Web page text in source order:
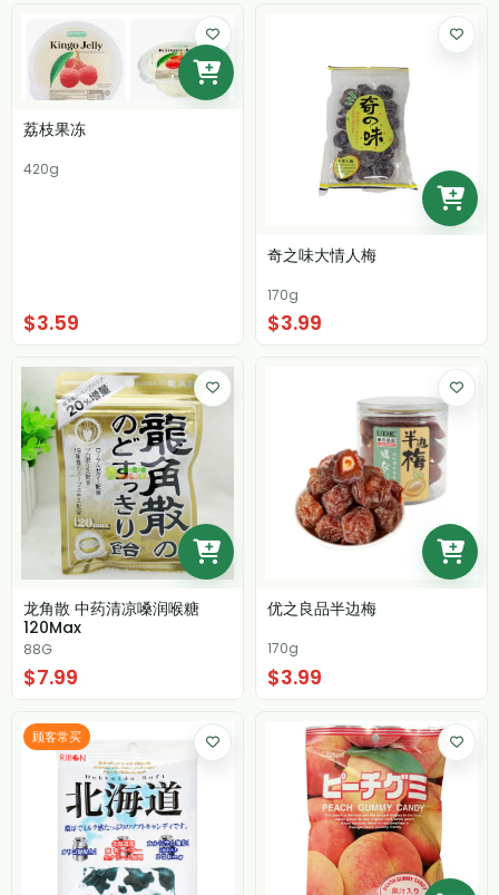
荔枝果冻
420g
$3.59
奇之味大情人梅
170g
$3.99
龙角散 中药清凉嗓润喉糖
120Max
88G
$7.99
优之良品半边梅
170g
$3.99
顾客常买